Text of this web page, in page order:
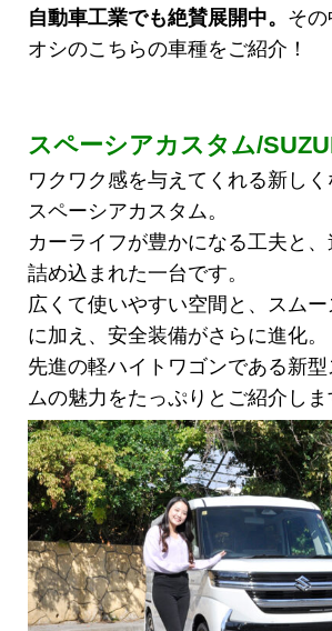
自動車工業でも絶賛展開中。 そ
オシのこちらの車種をご紹介！
スペーシアカスタム/
ワクワク感を与えてくれる新しく
スペーシアカスタム。
カーライフが豊かになる工夫と
詰め込まれた一台です。
広くて使いやすい空間と、スム
に加え、安全装備がさらに進化。
先進の軽ハイトワゴンである新
ムの魅力をたっぷりとご紹介しま